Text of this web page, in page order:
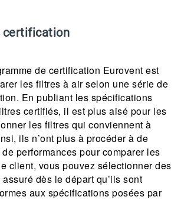
certification
de certification Eurovent est
les filtres à air selon une série de
En publiant les spécifications
certifiés, il est plus aisé pour les
les filtres qui conviennent à
ils n’ont plus à procéder à de
performances pour comparer les
client, vous pouvez sélectionner des
dès le départ qu’ils sont
aux spécifications posées par